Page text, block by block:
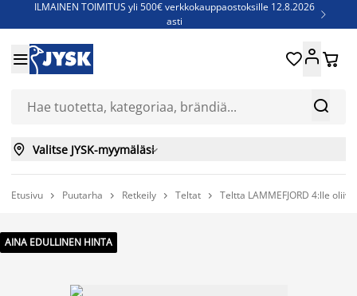
ILMAINEN TOIMITUS yli 500€ verkkokauppaostoksille 12.8.2026
asti

Jenkkisänkyjä - Säästä jopa 60%


 
 Valitse JYSK-myymäläsi
Etusivu  Puutarha  Retkeily  Teltat  Teltta LAMMEFJORD 4:lle
AINA EDULLINEN HINTA